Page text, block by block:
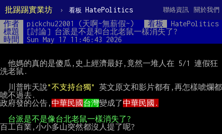
批踢踢實業坊 › 看板 HatePolitics 關於我們
聯絡資訊
作者 pickchu22001 (天啊~無薪假~) 看板
HatePolitics
標題
[討論] 台派是不是和台北老鼠一樣消失了?
時間
Sun May 17 11:46:43 2026
洗老鼠.
  川普昨天說
"不支持台獨"
英文原文和影片都有,再怎樣唬爛都
唬不過去.
政府發的公告,中華民國台灣變成了中華民國.
台派是不是像台北老鼠一樣消失了?
百工百業,小小多山突然都沒人提了呢?